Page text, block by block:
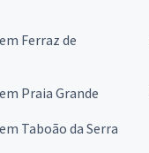
Ferraz de
Praia Grande
Taboão da Serra